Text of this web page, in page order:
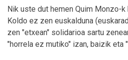
Nik uste dut hemen Quim Monzo-k
Koldo ez zen euskalduna
zen "etxean" solidarioa sartu
"horrela ez mutiko" izan, baizik eta